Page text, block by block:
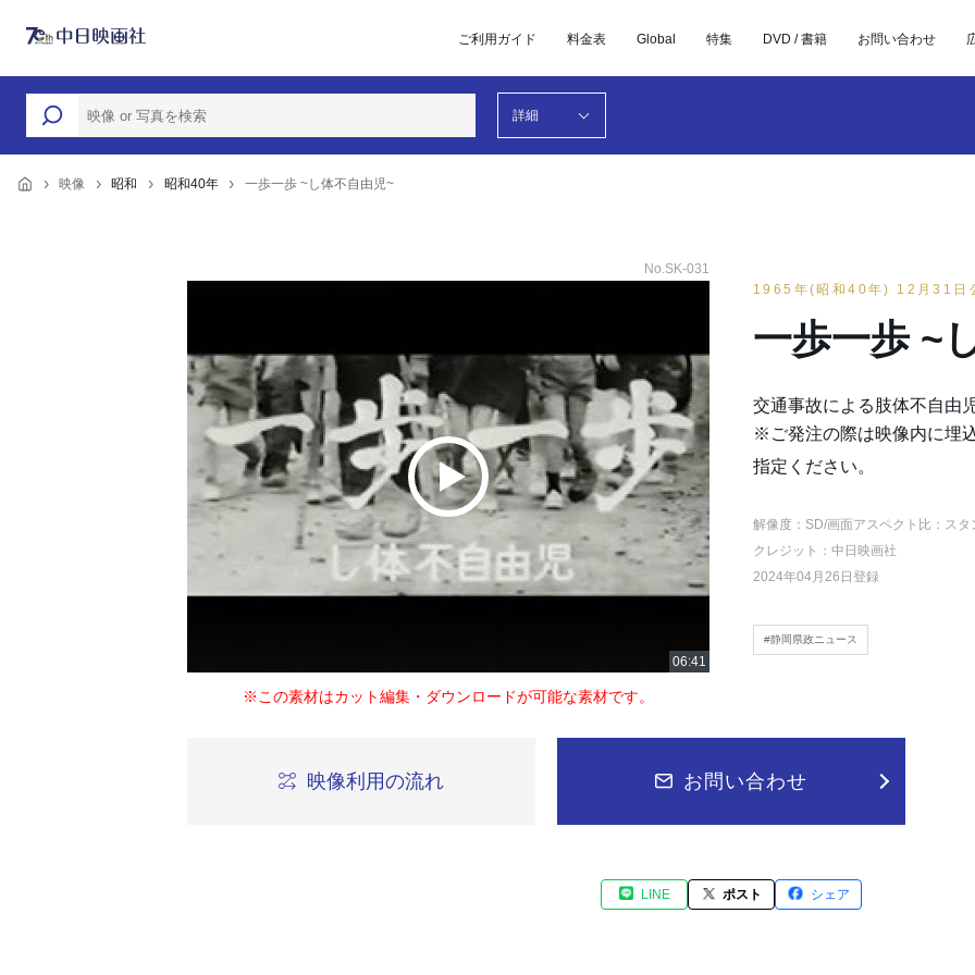
ご利用ガイド 料金表 Global 特集 DVD / 書籍 お問い合わせ
詳細
映像 昭和 昭和40年 一歩一歩 ~し体不自由児~
No.SK-031
※この素材はカット編集・ダウンロードが可能な素材です。
1965年(昭和40年) 12月31日
一歩一歩 ~
交通事故による肢体不自由
※ご発注の際は映像内に埋
指定ください。
解像度：SD/画面アスペクト比：スタ
クレジット：中日映画社
2024年04月26日登録
#静岡県政ニュース
映像利用の流れ お問い合わせ
LINE ポスト シェア